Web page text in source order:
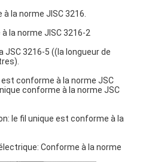
la norme JISC 3216.
la norme JISC 3216-2
JSC 3216-5 ((la longueur de
est conforme à la norme JSC
conforme à la norme JSC
le fil unique est conforme à la
Conforme à la norme